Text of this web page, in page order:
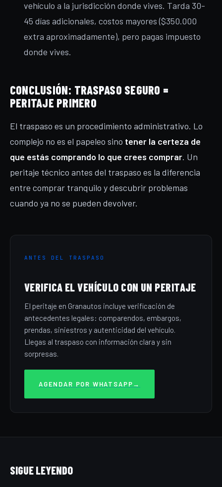
vehículo a la jurisdicción donde vives. Tarda 30-
45 días adicionales, costos mayores ($350.000
extra aproximadamente), pero pagas impuesto
donde vives.
CONCLUSIÓN: TRASPASO SEGURO =
PERITAJE PRIMERO
El traspaso es un procedimiento administrativo. Lo
complejo no es el papeleo sino tener la certeza de
que estás comprando lo que crees comprar. Un
peritaje técnico antes del traspaso es la diferencia
entre comprar tranquilo y descubrir problemas
cuando ya no se pueden devolver.
ANTES DEL TRASPASO
VERIFICA EL VEHÍCULO CON UN PERITAJE
El peritaje en Granautos incluye verificación de
antecedentes legales: comparendos, embargos,
prendas, siniestros y autenticidad del vehículo.
Llegas al traspaso con información clara y sin
sorpresas.
AGENDAR POR WHATSAPP→
SIGUE LEYENDO